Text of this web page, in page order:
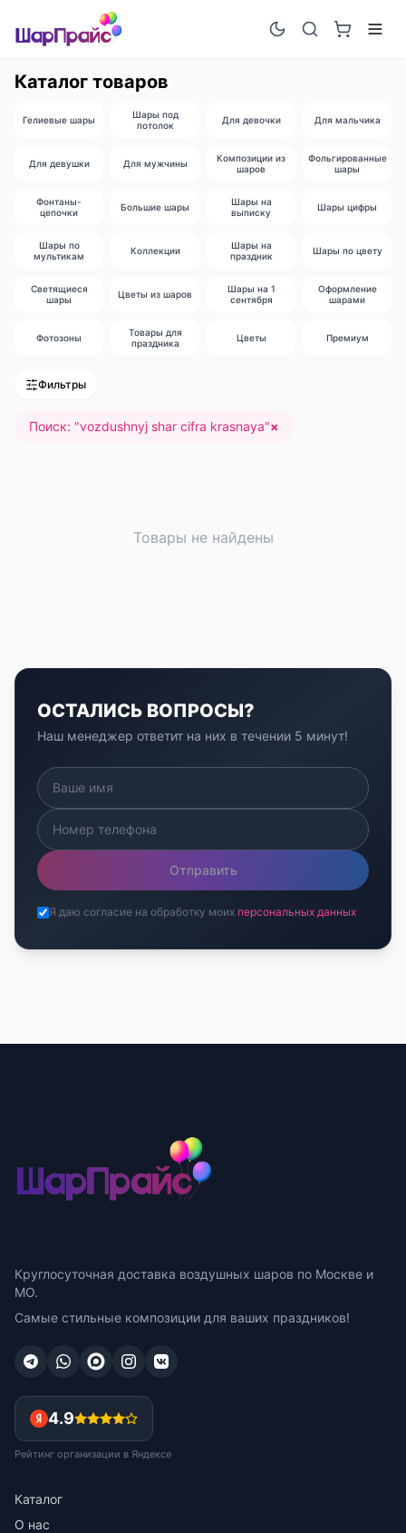
Каталог товаров
Гелиевые шары
Шары под
потолок
Для девочки Для мальчика
Для девушки Для мужчины
Композиции из
шаров
Фольгированные
шары
Фонтаны-
цепочки
Большие шары
Шары на
выписку
Шары цифры
Шары по
мультикам
Коллекции
Шары на
праздник
Шары по цвету
Светящиеся
шары
Цветы из шаров
Шары на 1
сентября
Оформление
шарами
Фотозоны
Товары для
праздника
Цветы Премиум
Фильтры
Поиск: "vozdushnyj shar cifra krasnaya"×
Товары не найдены
ОСТАЛИСЬ ВОПРОСЫ?
Наш менеджер ответит на них в течении 5 минут!
Отправить
Я даю согласие на обработку моих персональных данных
Круглосуточная доставка воздушных шаров по Москве и
МО.
Самые стильные композиции для ваших праздников!
4.9
Рейтинг организации в Яндексе
Каталог
О нас